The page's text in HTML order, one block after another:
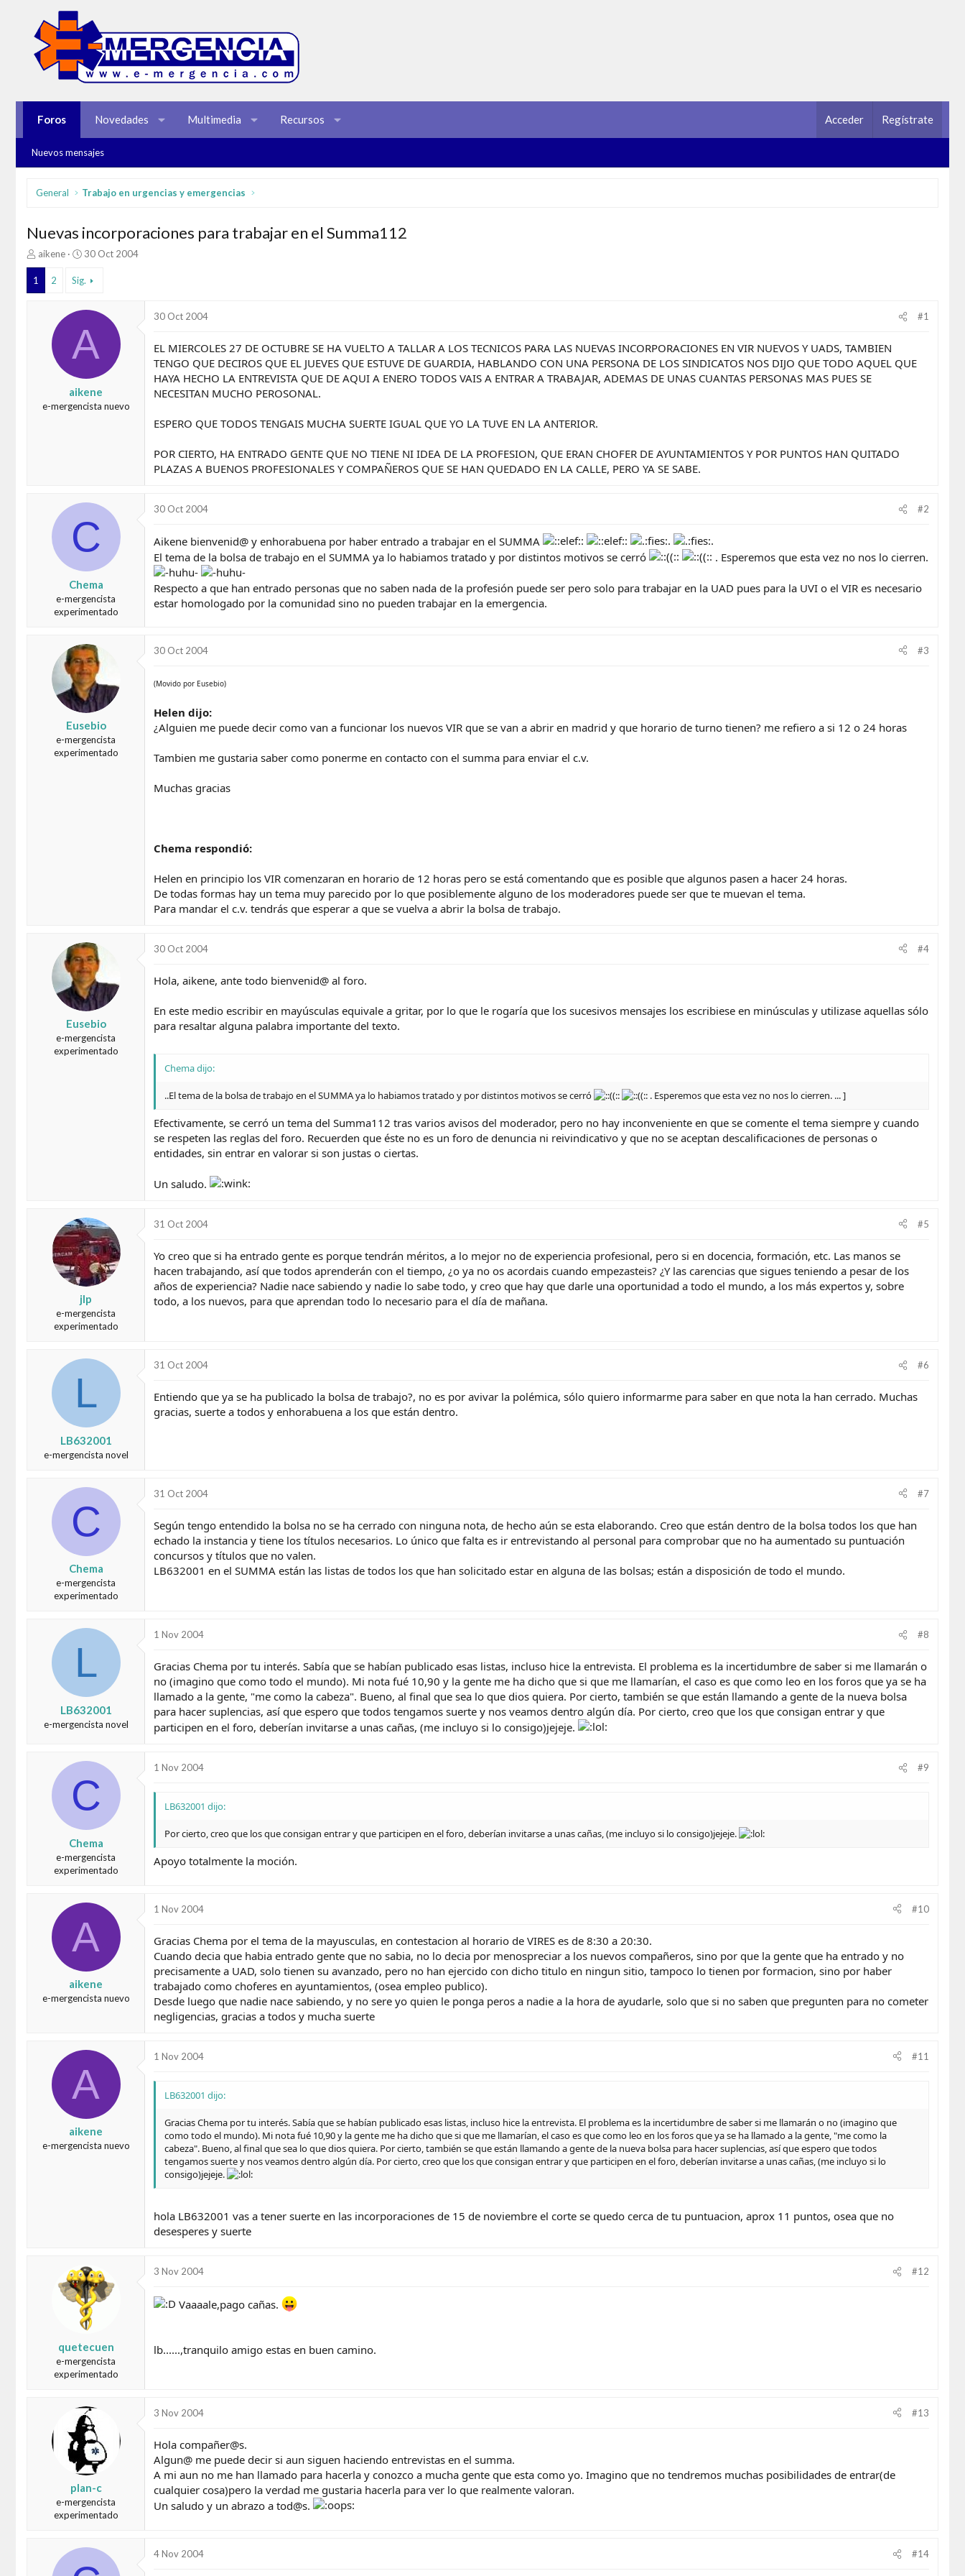
Foros Novedades Multimedia Recursos Acceder Regístrate
Nuevos mensajes
General Trabajo en urgencias y emergencias
Nuevas incorporaciones para trabajar en el Summa112
I
n
c
aikene
F
c
e
c
i
o
30 Oct 2004
1 2 Sig.
A
aikene
e-mergencista nuevo
30 Oct 2004 #1
EL MIERCOLES 27 DE OCTUBRE SE HA VUELTO A TALLAR A LOS TECNICOS PARA LAS NUEVAS INCORPORACIONES EN VIR NUEVOS Y UADS, TAMBIEN
TENGO QUE DECIROS QUE EL JUEVES QUE ESTUVE DE GUARDIA, HABLANDO CON UNA PERSONA DE LOS SINDICATOS NOS DIJO QUE TODO AQUEL QUE
HAYA HECHO LA ENTREVISTA QUE DE AQUI A ENERO TODOS VAIS A ENTRAR A TRABAJAR, ADEMAS DE UNAS CUANTAS PERSONAS MAS PUES SE
NECESITAN MUCHO PEROSONAL.
ESPERO QUE TODOS TENGAIS MUCHA SUERTE IGUAL QUE YO LA TUVE EN LA ANTERIOR.
POR CIERTO, HA ENTRADO GENTE QUE NO TIENE NI IDEA DE LA PROFESION, QUE ERAN CHOFER DE AYUNTAMIENTOS Y POR PUNTOS HAN QUITADO
PLAZAS A BUENOS PROFESIONALES Y COMPAÑEROS QUE SE HAN QUEDADO EN LA CALLE, PERO YA SE SABE.
C
Chema
e-mergencista
experimentado
30 Oct 2004 #2
Aikene bienvenid@ y enhorabuena por haber entrado a trabajar en el SUMMA
El tema de la bolsa de trabajo en el SUMMA ya lo habiamos tratado y por distintos motivos se cerró
. Esperemos que esta vez no nos lo cierren.
Respecto a que han entrado personas que no saben nada de la profesión puede ser pero solo para trabajar en la UAD pues para la UVI o el VIR es necesario
estar homologado por la comunidad sino no pueden trabajar en la emergencia.
Eusebio
e-mergencista
experimentado
30 Oct 2004 #3
(Movido por Eusebio)
Helen dijo:
¿Alguien me puede decir como van a funcionar los nuevos VIR que se van a abrir en madrid y que horario de turno tienen? me refiero a si 12 o 24 horas
Tambien me gustaria saber como ponerme en contacto con el summa para enviar el c.v.
Muchas gracias
Chema respondió:
Helen en principio los VIR comenzaran en horario de 12 horas pero se está comentando que es posible que algunos pasen a hacer 24 horas.
De todas formas hay un tema muy parecido por lo que posiblemente alguno de los moderadores puede ser que te muevan el tema.
Para mandar el c.v. tendrás que esperar a que se vuelva a abrir la bolsa de trabajo.
Eusebio
e-mergencista
experimentado
30 Oct 2004 #4
Hola, aikene, ante todo bienvenid@ al foro.
En este medio escribir en mayúsculas equivale a gritar, por lo que le rogaría que los sucesivos mensajes los escribiese en minúsculas y utilizase aquellas sólo
para resaltar alguna palabra importante del texto.
Chema dijo:
..El tema de la bolsa de trabajo en el SUMMA ya lo habiamos tratado y por distintos motivos se cerró . Esperemos que esta vez no nos lo cierren. ... ]
Efectivamente, se cerró un tema del Summa112 tras varios avisos del moderador, pero no hay inconveniente en que se comente el tema siempre y cuando
se respeten las reglas del foro. Recuerden que éste no es un foro de denuncia ni reivindicativo y que no se aceptan descalificaciones de personas o
entidades, sin entrar en valorar si son justas o ciertas.
Un saludo.
jlp
e-mergencista
experimentado
31 Oct 2004 #5
Yo creo que si ha entrado gente es porque tendrán méritos, a lo mejor no de experiencia profesional, pero si en docencia, formación, etc. Las manos se
hacen trabajando, así que todos aprenderán con el tiempo, ¿o ya no os acordais cuando empezasteis? ¿Y las carencias que sigues teniendo a pesar de los
años de experiencia? Nadie nace sabiendo y nadie lo sabe todo, y creo que hay que darle una oportunidad a todo el mundo, a los más expertos y, sobre
todo, a los nuevos, para que aprendan todo lo necesario para el día de mañana.
L
LB632001
e-mergencista novel
31 Oct 2004 #6
Entiendo que ya se ha publicado la bolsa de trabajo?, no es por avivar la polémica, sólo quiero informarme para saber en que nota la han cerrado. Muchas
gracias, suerte a todos y enhorabuena a los que están dentro.
C
Chema
e-mergencista
experimentado
31 Oct 2004 #7
Según tengo entendido la bolsa no se ha cerrado con ninguna nota, de hecho aún se esta elaborando. Creo que están dentro de la bolsa todos los que han
echado la instancia y tiene los títulos necesarios. Lo único que falta es ir entrevistando al personal para comprobar que no ha aumentado su puntuación
concursos y títulos que no valen.
LB632001 en el SUMMA están las listas de todos los que han solicitado estar en alguna de las bolsas; están a disposición de todo el mundo.
L
LB632001
e-mergencista novel
1 Nov 2004 #8
Gracias Chema por tu interés. Sabía que se habían publicado esas listas, incluso hice la entrevista. El problema es la incertidumbre de saber si me llamarán o
no (imagino que como todo el mundo). Mi nota fué 10,90 y la gente me ha dicho que si que me llamarían, el caso es que como leo en los foros que ya se ha
llamado a la gente, "me como la cabeza". Bueno, al final que sea lo que dios quiera. Por cierto, también se que están llamando a gente de la nueva bolsa
para hacer suplencias, así que espero que todos tengamos suerte y nos veamos dentro algún día. Por cierto, creo que los que consigan entrar y que
participen en el foro, deberían invitarse a unas cañas, (me incluyo si lo consigo)jejeje.
C
Chema
e-mergencista
experimentado
1 Nov 2004 #9
LB632001 dijo:
Por cierto, creo que los que consigan entrar y que participen en el foro, deberían invitarse a unas cañas, (me incluyo si lo consigo)jejeje.
Apoyo totalmente la moción.
A
aikene
e-mergencista nuevo
1 Nov 2004 #10
Gracias Chema por el tema de la mayusculas, en contestacion al horario de VIRES es de 8:30 a 20:30.
Cuando decia que habia entrado gente que no sabia, no lo decia por menospreciar a los nuevos compañeros, sino por que la gente que ha entrado y no
precisamente a UAD, solo tienen su avanzado, pero no han ejercido con dicho titulo en ningun sitio, tampoco lo tienen por formacion, sino por haber
trabajado como choferes en ayuntamientos, (osea empleo publico).
Desde luego que nadie nace sabiendo, y no sere yo quien le ponga peros a nadie a la hora de ayudarle, solo que si no saben que pregunten para no cometer
negligencias, gracias a todos y mucha suerte
A
aikene
e-mergencista nuevo
1 Nov 2004 #11
LB632001 dijo:
Gracias Chema por tu interés. Sabía que se habían publicado esas listas, incluso hice la entrevista. El problema es la incertidumbre de saber si me llamarán o no (imagino que
como todo el mundo). Mi nota fué 10,90 y la gente me ha dicho que si que me llamarían, el caso es que como leo en los foros que ya se ha llamado a la gente, "me como la
cabeza". Bueno, al final que sea lo que dios quiera. Por cierto, también se que están llamando a gente de la nueva bolsa para hacer suplencias, así que espero que todos
tengamos suerte y nos veamos dentro algún día. Por cierto, creo que los que consigan entrar y que participen en el foro, deberían invitarse a unas cañas, (me incluyo si lo
consigo)jejeje.
hola LB632001 vas a tener suerte en las incorporaciones de 15 de noviembre el corte se quedo cerca de tu puntuacion, aprox 11 puntos, osea que no
desesperes y suerte
quetecuen
e-mergencista
experimentado
3 Nov 2004 #12
Vaaaale,pago cañas.
lb......,tranquilo amigo estas en buen camino.
plan-c
e-mergencista
experimentado
3 Nov 2004 #13
Hola compañer@s.
Algun@ me puede decir si aun siguen haciendo entrevistas en el summa.
A mi aun no me han llamado para hacerla y conozco a mucha gente que esta como yo. Imagino que no tendremos muchas posibilidades de entrar(de
cualquier cosa)pero la verdad me gustaria hacerla para ver lo que realmente valoran.
Un saludo y un abrazo a tod@s.
4 Nov 2004 #14